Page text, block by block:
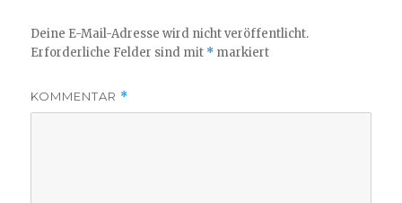
Deine E-Mail-Adresse wird nicht veröffentlicht.
Erforderliche Felder sind mit * markiert
KOMMENTAR *